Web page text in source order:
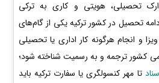
تحصیلی، هویتی و کاری به ترکی
تحصیل در کشور ترکیه یکی از گام‌های
و انجام هرگونه کار اداری یا تحصیلی
کشور ترجمه و به رسمیت شناخته شود؛
تا مهر کنسولگری یا سفارت ترکیه باید